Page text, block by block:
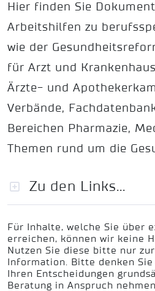
Hier finden Sie
Arbeitshilfen zu
wie der
für Arzt und
Ärzte- und
Verbände,
Bereichen Pharmazie,
Themen rund um die
Zu den Links...
Für Inhalte, welche Sie über
erreichen, können wir keine
Nutzen Sie diese bitte nur
Information. Bitte denken Sie
Ihren Entscheidungen
Beratung in Anspruch